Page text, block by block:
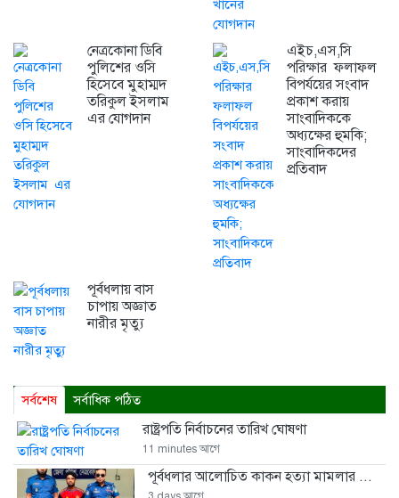
নেত্রকোনা ডিবি
পুলিশের ওসি
হিসেবে মুহাম্মদ
তরিকুল ইসলাম
এর যোগদান
এইচ,এস,সি
পরিক্ষার ফলাফল
বিপর্যয়ের সংবাদ
প্রকাশ করায়
সাংবাদিককে
অধ্যক্ষের হুমকি;
সাংবাদিকদের
প্রতিবাদ
পূর্বধলায় বাস
চাপায় অজ্ঞাত
নারীর মৃত্যু
সর্বশেষ সর্বাধিক পঠিত
রাষ্ট্রপতি নির্বাচনের তারিখ ঘোষণা
11 minutes আগে
পূর্বধলার আলোচিত কাকন হত্যা মামলার ...